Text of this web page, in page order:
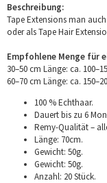
Beschreibung:
Tape Extensions man
oder als Tape Hair
Empfohlene Menge für
30–50 cm Länge: ca.
60–70 cm Länge: ca.
100 % Echthaar.
Dauert bis zu 6
Remy-Qualität –
Länge: 70cm.
Gewicht: 50g.
Gewicht: 50g.
Anzahl: 20 Stück.